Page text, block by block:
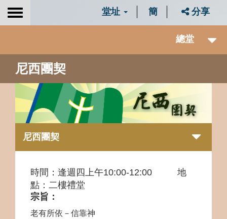
Toggle
堂址 簡 分享
總堂
尼西團契
尼西團契
時間：逢週四上午10:00-12:00 地
點： 二樓禮堂
宗旨：
老有所依－信靠神